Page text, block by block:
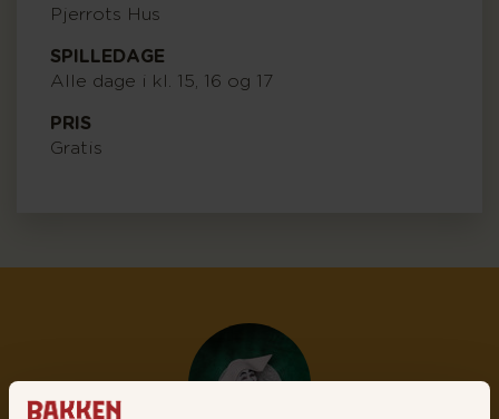
Pjerrots Hus
SPILLEDAGE
Alle dage i kl. 15, 16 og 17
PRIS
Gratis